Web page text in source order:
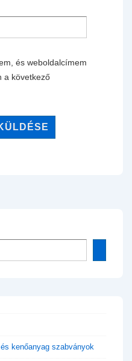
és weboldalcímem
a következő
kenőanyag szabványok